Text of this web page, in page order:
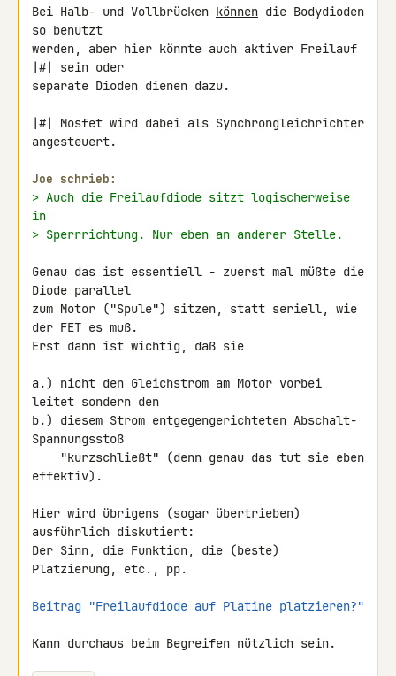
Bei Halb- und Vollbrücken können die Bodydioden
so benutzt
werden, aber hier könnte auch aktiver Freilauf
|#| sein oder
separate Dioden dienen dazu.
|#| Mosfet wird dabei als Synchrongleichrichter
angesteuert.
Joe schrieb:
> Auch die Freilaufdiode sitzt logischerweise
in
> Sperrrichtung. Nur eben an anderer Stelle.
Genau das ist essentiell - zuerst mal müßte die
Diode parallel
zum Motor ("Spule") sitzen, statt seriell, wie
der FET es muß.
Erst dann ist wichtig, daß sie
a.) nicht den Gleichstrom am Motor vorbei
leitet sondern den
b.) diesem Strom entgegengerichteten Abschalt-
Spannungsstoß
effektiv).
Hier wird übrigens (sogar übertrieben)
ausführlich diskutiert:
Der Sinn, die Funktion, die (beste)
Platzierung, etc., pp.
Beitrag "Freilaufdiode auf Platine platzieren?"
Kann durchaus beim Begreifen nützlich sein.